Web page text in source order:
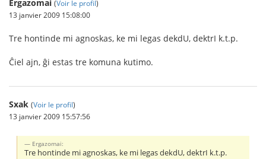
Ergazomai (Voir le profil)
13 janvier 2009 15:08:00
Tre hontinde mi agnoskas, ke mi legas dekdU, dektrI k.t.p.
Ĉiel ajn, ĝi estas tre komuna kutimo.
Sxak (Voir le profil)
13 janvier 2009 15:57:56
Ergazomai:
Tre hontinde mi agnoskas, ke mi legas dekdU, dektrI k.t.p.